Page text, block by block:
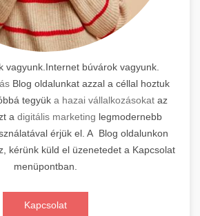
vagyunk.Internet búvárok vagyunk.
Blog oldalunkat azzal a céllal hoztuk
tegyük a hazai vállalkozásokataz
a digitális marketing legmodernebb
érjük el. A Blog oldalunkon
kérünk küld el üzenetedet a Kapcsolat
menüpontban.
Kapcsolat